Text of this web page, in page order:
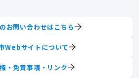
お問い合わせはこちら
Webサイトについて
・免責事項・リンク